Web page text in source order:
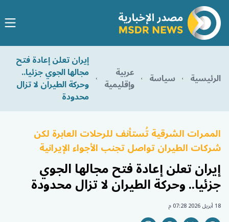
الرئيسية سياسة عربية
وإقليمية
إيران تعلن إعادة فتح
مجالها الجوي جزئيا..
وحركة الطيران لا تزال
محدودة
الممرات الشرقية تُستأنف للرحلات العابرة لكن
شركات الطيران تواصل تجنب الأجواء الإيرانية
إيران تعلن إعادة فتح مجالها الجوي
جزئيا.. وحركة الطيران لا تزال محدودة
18 أبريل 2026 07:28 م